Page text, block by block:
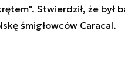
Stwierdził, że był
śmigłowców Caracal.